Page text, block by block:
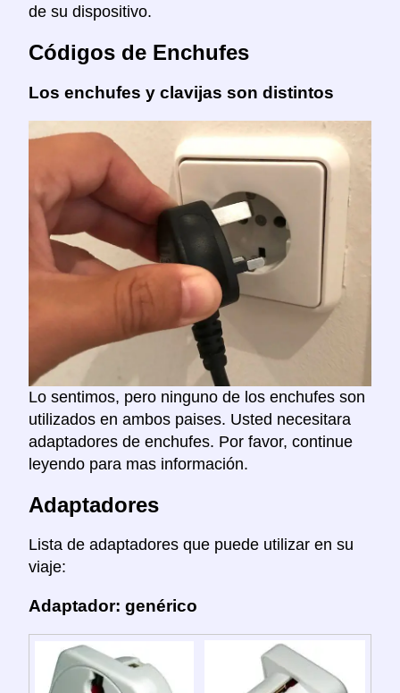
de su dispositivo.
Códigos de Enchufes
Los enchufes y clavijas son distintos
Lo sentimos, pero ninguno de los enchufes son
utilizados en ambos paises. Usted necesitara
adaptadores de enchufes. Por favor, continue
leyendo para mas información.
Adaptadores
Lista de adaptadores que puede utilizar en su
viaje:
Adaptador: genérico